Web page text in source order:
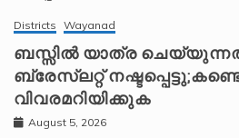
Districts Wayanad
ബസ്സിൽ യാത്ര
ബ്രേസ്‌ലറ്റ്
വിവരമറിയിക്കുക
August 5, 2026